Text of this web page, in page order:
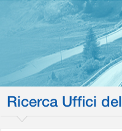
Ricerca Uffici